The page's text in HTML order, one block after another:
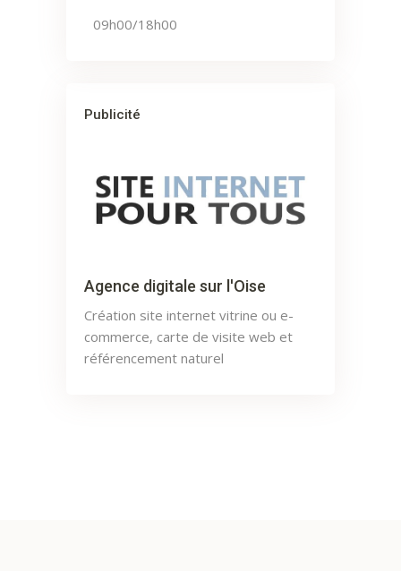
09h00/18h00
Publicité
Agence digitale sur l'Oise
Création site internet vitrine ou e-
commerce, carte de visite web et
référencement naturel